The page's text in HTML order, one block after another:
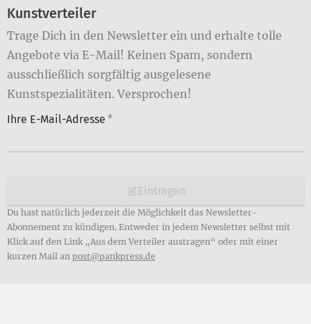
Kunstverteiler
Trage Dich in den Newsletter ein und erhalte tolle
Angebote via E-Mail! Keinen Spam, sondern
ausschließlich sorgfältig ausgelesene
Kunstspezialitäten. Versprochen!
Ihre E-Mail-Adresse *
Eintragen
Du hast natürlich jederzeit die Möglichkeit das Newsletter-
Abonnement zu kündigen. Entweder in jedem Newsletter selbst mit
Klick auf den Link „Aus dem Verteiler austragen“ oder mit einer
kurzen Mail an post@pankpress.de